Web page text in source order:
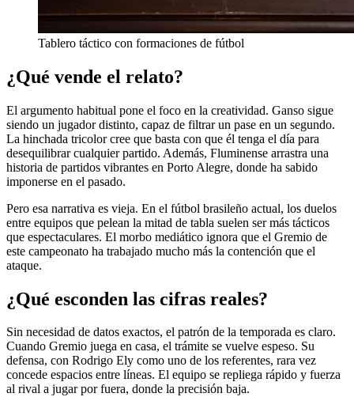
Tablero táctico con formaciones de fútbol
¿Qué vende el relato?
El argumento habitual pone el foco en la creatividad. Ganso sigue
siendo un jugador distinto, capaz de filtrar un pase en un segundo.
La hinchada tricolor cree que basta con que él tenga el día para
desequilibrar cualquier partido. Además, Fluminense arrastra una
historia de partidos vibrantes en Porto Alegre, donde ha sabido
imponerse en el pasado.
Pero esa narrativa es vieja. En el fútbol brasileño actual, los duelos
entre equipos que pelean la mitad de tabla suelen ser más tácticos
que espectaculares. El morbo mediático ignora que el Gremio de
este campeonato ha trabajado mucho más la contención que el
ataque.
¿Qué esconden las cifras reales?
Sin necesidad de datos exactos, el patrón de la temporada es claro.
Cuando Gremio juega en casa, el trámite se vuelve espeso. Su
defensa, con Rodrigo Ely como uno de los referentes, rara vez
concede espacios entre líneas. El equipo se repliega rápido y fuerza
al rival a jugar por fuera, donde la precisión baja.